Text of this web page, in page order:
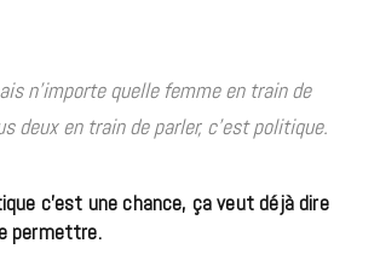
n’importe quelle femme en train de
deux en train de parler, c’est politique.
c’est une chance, ça veut déjà dire
permettre.